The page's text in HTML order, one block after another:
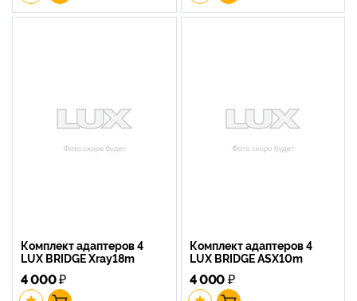
Комплект адаптеров 4
LUX BRIDGE Xray18m
4 000₽
Комплект адаптеров 4
LUX BRIDGE ASX10m
4 000₽